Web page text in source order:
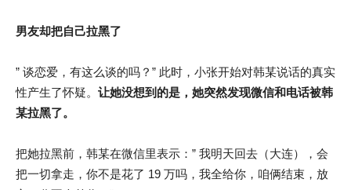
男友却把自己拉黑了
” 谈恋爱，有这么谈的吗？” 此时，小张开始对韩某说话的真实
性产生了怀疑。 让她没想到的是，她突然发现微信和电话被韩
某拉黑了。
把她拉黑前，韩某在微信里表示：” 我明天回去（大连），会
把一切拿走，你不是花了 19 万吗，我全给你，咱俩结束，放